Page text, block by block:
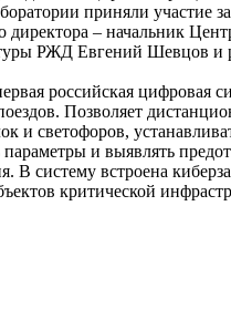
приняли участие
директора – начальник
РЖД Евгений Шевцов и
российская цифровая
Позволяет
и светофоров,
параметры и выявлять
В систему встроена
критической